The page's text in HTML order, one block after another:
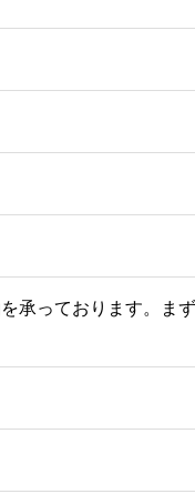
承っております。ま